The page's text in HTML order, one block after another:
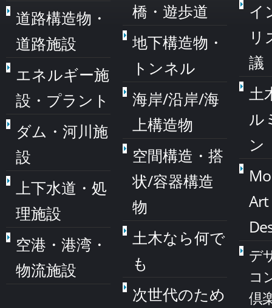
道路構造物・
道路施設
エネルギー施
設・プラント
ダム・河川施
設
上下水道・処
理施設
空港・港湾・
物流施設
橋・遊歩道
地下構造物・
トンネル
海岸/沿岸/海
上構造物
空間構造・搭
状/容器構造
物
土木なら何で
も
次世代のため
イ
リ
議
土
ル
ン
デ
コ
倶